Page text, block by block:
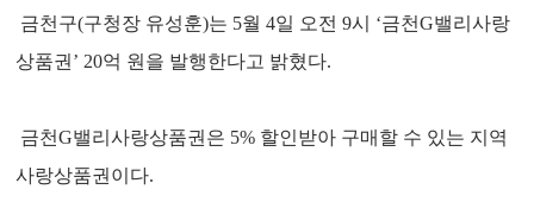
금천구(구청장 유성훈)는 5월 4일 오전 9시 ‘금천G밸리사랑
상품권’ 20억 원을 발행한다고 밝혔다.
금천G밸리사랑상품권은 5% 할인받아 구매할 수 있는 지역
사랑상품권이다.